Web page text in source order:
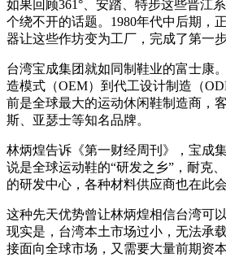
如果回顾361°、安踏、特步这些晋江
个绕不开的话题。1980年代中后期，
器让这些作坊变为工厂，完成了第一步
台湾宝成集团就如同制鞋业的富士康
造模式（OEM）到代工设计制造（
前是全球最大的运动休闲鞋制造商，
斯、亚瑟士等知名品牌。
林炳煌告诉《第一财经周刊》，宝成
说是全球运动鞋的“研发之乡”，耐克
的研发中心，各种材料供应商也在此会
这种先天优势曾让林炳煌相信台湾可
现实是，台湾本土市场过小，无法承
接面向全球市场，又需要大量前期资本